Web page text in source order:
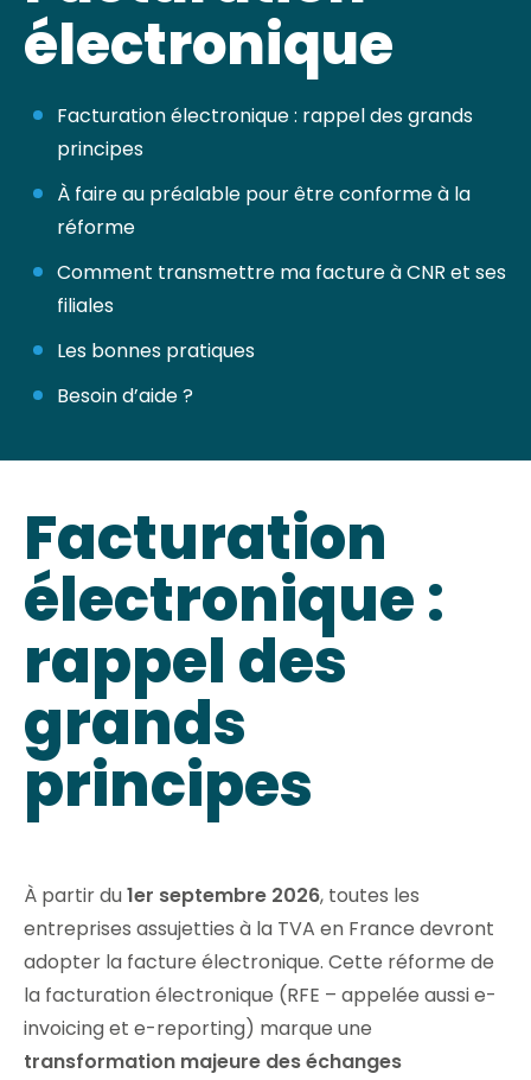
électronique
Facturation électronique : rappel des grands
principes
À faire au préalable pour être conforme à la
réforme
Comment transmettre ma facture à CNR et ses
filiales
Les bonnes pratiques
Besoin d’aide ?
Facturation
électronique :
rappel des
grands
principes
À partir du1er septembre 2026, toutes les
entreprises assujetties à la TVA en France devront
adopter la facture électronique. Cette réforme de
la facturation électronique (RFE – appelée aussi e-
invoicing et e-reporting) marque une
transformation majeure des échanges